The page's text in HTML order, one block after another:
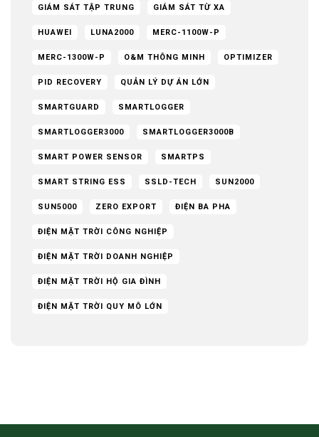
GIÁM SÁT TẬP TRUNG GIÁM SÁT TỪ XA
HUAWEI LUNA2000 MERC-1100W-P
MERC-1300W-P O&M THÔNG MINH OPTIMIZER
PID RECOVERY QUẢN LÝ DỰ ÁN LỚN
SMARTGUARD SMARTLOGGER
SMARTLOGGER3000 SMARTLOGGER3000B
SMART POWER SENSOR SMARTPS
SMART STRING ESS SSLD-TECH SUN2000
SUN5000 ZERO EXPORT ĐIỆN BA PHA
ĐIỆN MẶT TRỜI CÔNG NGHIỆP
ĐIỆN MẶT TRỜI DOANH NGHIỆP
ĐIỆN MẶT TRỜI HỘ GIA ĐÌNH
ĐIỆN MẶT TRỜI QUY MÔ LỚN